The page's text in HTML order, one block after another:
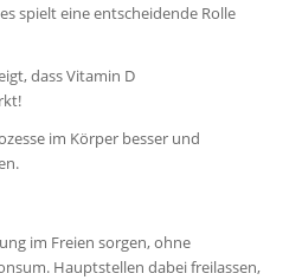
spielt eine entscheidende Rolle
dass Vitamin D
im Körper besser und
im Freien sorgen, ohne
Hauptstellen dabei freilassen,